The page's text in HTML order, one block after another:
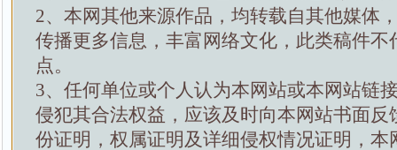
2、本网其他来源作品，均转载自其他媒体
传播更多信息，丰富网络文化，此类稿件不
点。
3、任何单位或个人认为本网站或本网站链
侵犯其合法权益，应该及时向本网站书面反
份证明，权属证明及详细侵权情况证明，本